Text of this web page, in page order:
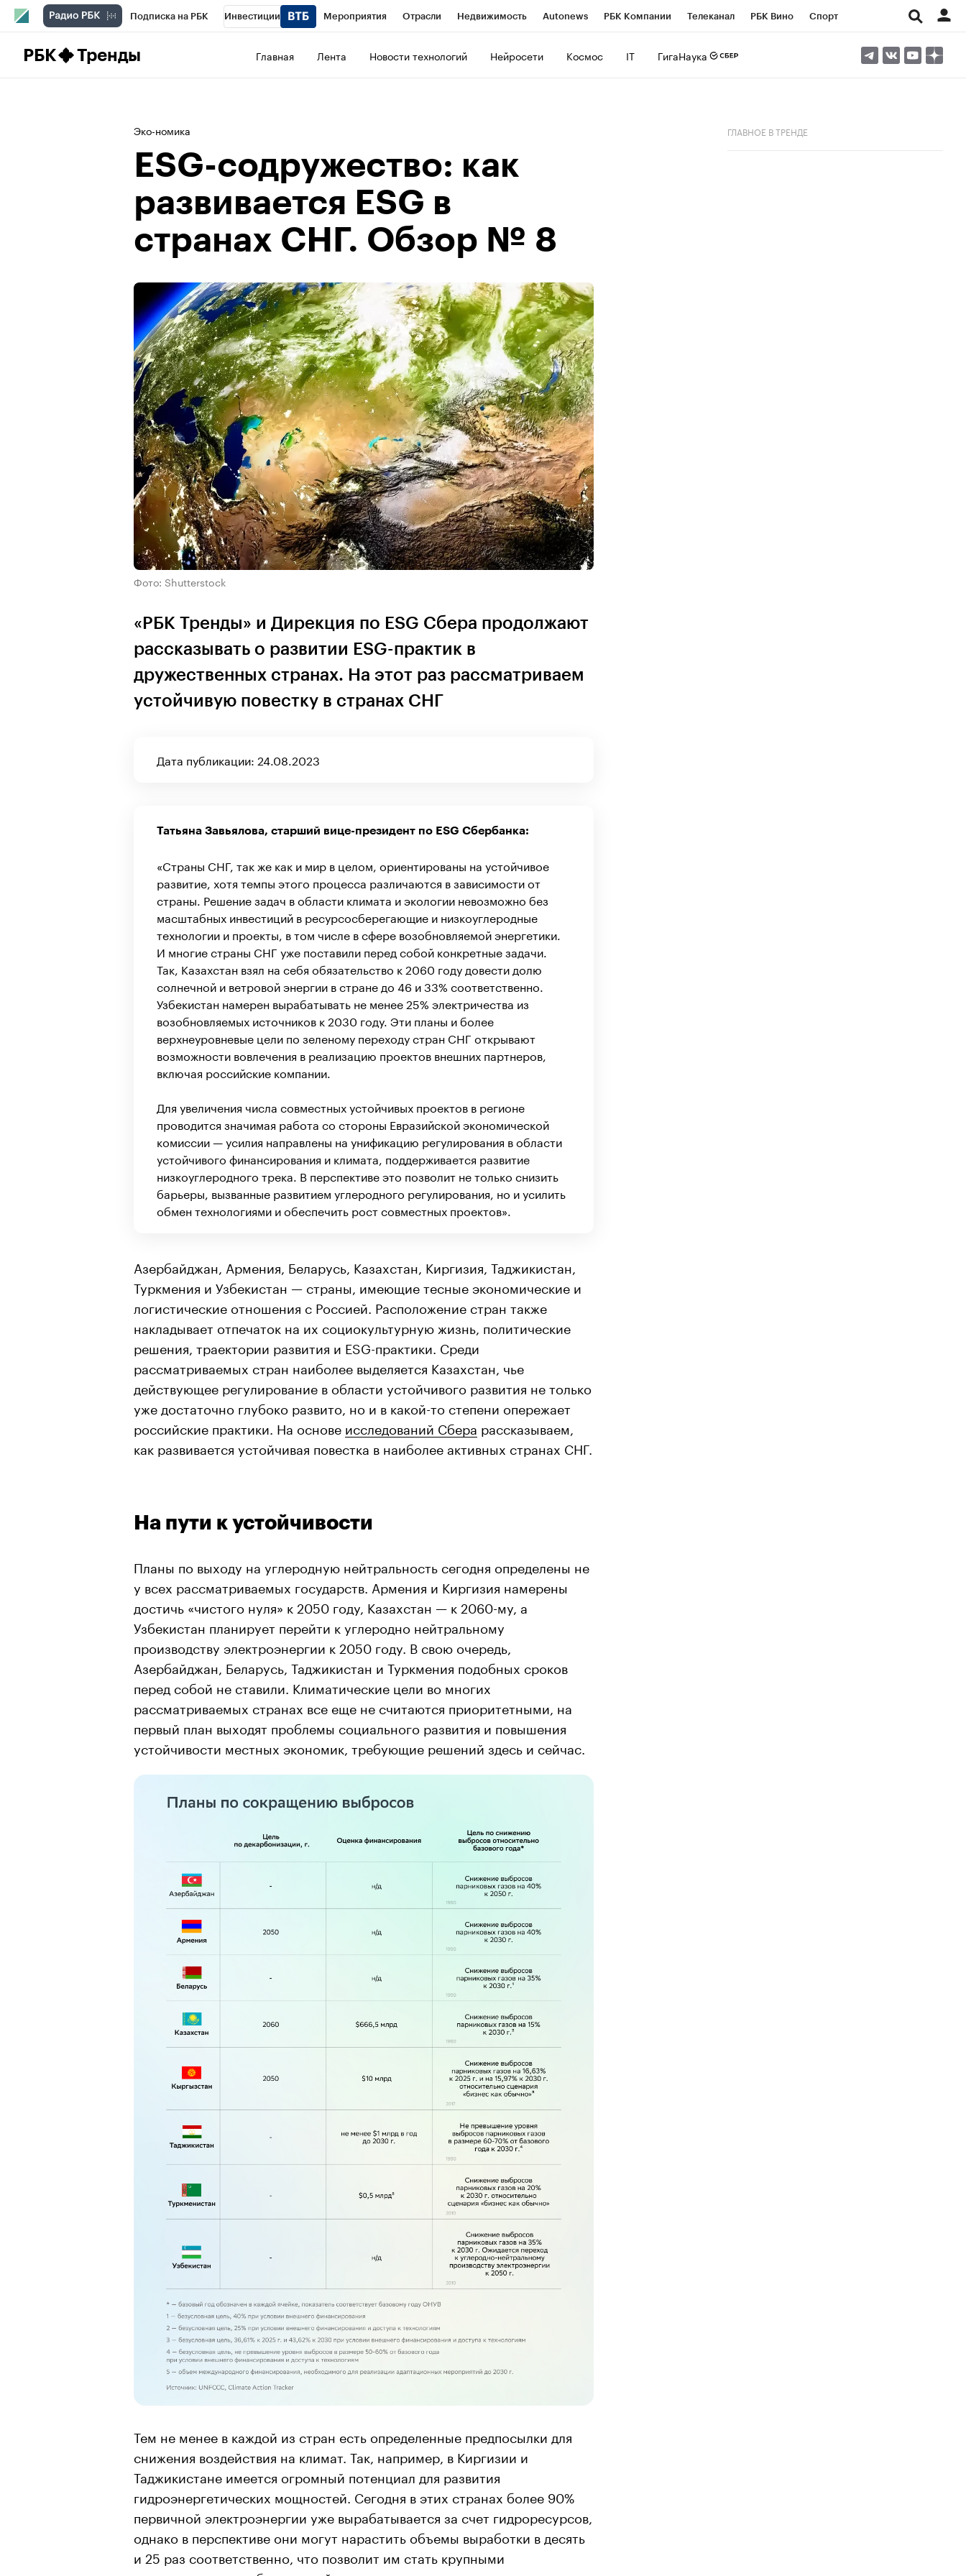
Подписка на РБК Инвестиции Мероприятия Отрасли Недвижимость Autonews РБК Компании Телеканал РБК Вино Спорт
РБК Тренды Главная Лента Новости технологий Нейросети Космос IT ГигаНаука
Эко-номика
ESG-содружество: как
развивается ESG в
странах СНГ. Обзор № 8
Фото: Shutterstock
«РБК Тренды» и Дирекция по ESG Сбера продолжают
рассказывать о развитии ESG-практик в
дружественных странах. На этот раз рассматриваем
устойчивую повестку в странах СНГ
Дата публикации: 24.08.2023
Татьяна Завьялова, старший вице-президент по ESG Сбербанка:
«Страны СНГ, так же как и мир в целом, ориентированы на устойчивое
развитие, хотя темпы этого процесса различаются в зависимости от
страны. Решение задач в области климата и экологии невозможно без
масштабных инвестиций в ресурсосберегающие и низкоуглеродные
технологии и проекты, в том числе в сфере возобновляемой энергетики.
И многие страны СНГ уже поставили перед собой конкретные задачи.
Так, Казахстан взял на себя обязательство к 2060 году довести долю
солнечной и ветровой энергии в стране до 46 и 33% соответственно.
Узбекистан намерен вырабатывать не менее 25% электричества из
возобновляемых источников к 2030 году. Эти планы и более
верхнеуровневые цели по зеленому переходу стран СНГ открывают
возможности вовлечения в реализацию проектов внешних партнеров,
включая российские компании.
Для увеличения числа совместных устойчивых проектов в регионе
проводится значимая работа со стороны Евразийской экономической
комиссии — усилия направлены на унификацию регулирования в области
устойчивого финансирования и климата, поддерживается развитие
низкоуглеродного трека. В перспективе это позволит не только снизить
барьеры, вызванные развитием углеродного регулирования, но и усилить
обмен технологиями и обеспечить рост совместных проектов».
Азербайджан, Армения, Беларусь, Казахстан, Киргизия, Таджикистан,
Туркмения и Узбекистан — страны, имеющие тесные экономические и
логистические отношения с Россией. Расположение стран также
накладывает отпечаток на их социокультурную жизнь, политические
решения, траектории развития и ESG-практики. Среди
рассматриваемых стран наиболее выделяется Казахстан, чье
действующее регулирование в области устойчивого развития не только
уже достаточно глубоко развито, но и в какой-то степени опережает
российские практики. На основе исследований Сбера рассказываем,
как развивается устойчивая повестка в наиболее активных странах СНГ.
На пути к устойчивости
Планы по выходу на углеродную нейтральность сегодня определены не
у всех рассматриваемых государств. Армения и Киргизия намерены
достичь «чистого нуля» к 2050 году, Казахстан — к 2060-му, а
Узбекистан планирует перейти к углеродно нейтральному
производству электроэнергии к 2050 году. В свою очередь,
Азербайджан, Беларусь, Таджикистан и Туркмения подобных сроков
перед собой не ставили. Климатические цели во многих
рассматриваемых странах все еще не считаются приоритетными, на
первый план выходят проблемы социального развития и повышения
устойчивости местных экономик, требующие решений здесь и сейчас.
Тем не менее в каждой из стран есть определенные предпосылки для
снижения воздействия на климат. Так, например, в Киргизии и
Таджикистане имеется огромный потенциал для развития
гидроэнергетических мощностей. Сегодня в этих странах более 90%
первичной электроэнергии уже вырабатывается за счет гидроресурсов,
однако в перспективе они могут нарастить объемы выработки в десять
и 25 раз соответственно, что позволит им стать крупными
ГЛАВНОЕ В ТРЕНДЕ